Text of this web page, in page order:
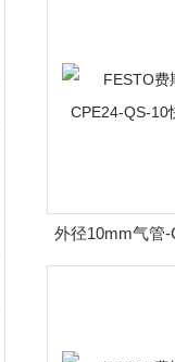
外径10mm气管
费斯托电磁阀